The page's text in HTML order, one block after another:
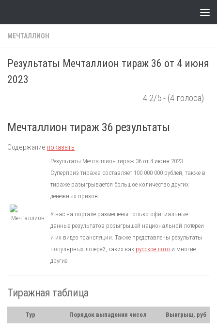
МЕЧТАЛЛИОН
Результаты Мечталлион тираж 36 от 4 июня
2023
4.2/5 - (4 голоса)
Мечталлион тираж 36 результаты
Содержание показать
Результаты Мечталлион тираж 36 от 4 июня 2023
Суперприз тиража составляет 100 000 000 рублей, также в
тираже разыгрывается большое количество других
денежных призов.
У нас на портале размещены только официальные
данные результатов розыгрышей национальной лотереи
и их видео трансляции. Также представлены результаты
популярных лотерей, таких как русское лото и многие
другие.
Тиражная таблица
Тур Порядок выпадения чисел Выигрыш, руб